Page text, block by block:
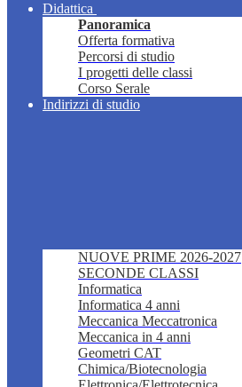
Didattica
Panoramica
Offerta formativa
Percorsi di studio
I progetti delle classi
Corso Serale
Indirizzi di studio
NUOVE PRIME 2026-2027
SECONDE CLASSI
Informatica
Informatica 4 anni
Meccanica Meccatronica
Meccanica in 4 anni
Geometri CAT
Chimica/Biotecnologia